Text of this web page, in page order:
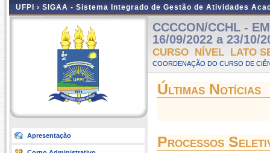
UFPI › SIGAA - Sistema Integrado de Gestão de Atividades
Apresentação
CCCCON/CCHL -
16/09/2022 a 23/10/
CURSO NÍVEL LATO
COORDENAÇÃO DO CURSO DE
Últimas Notícias
Processos